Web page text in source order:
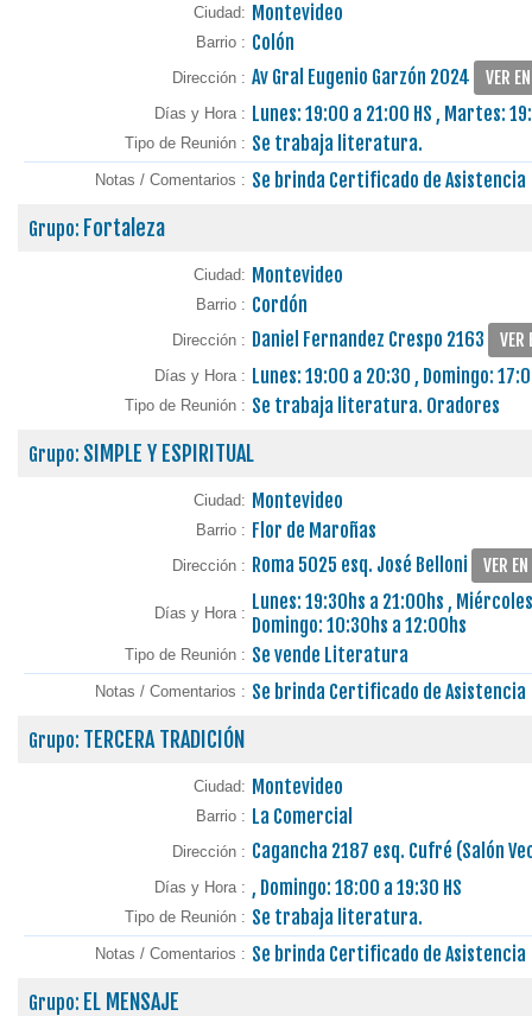
Ciudad: Montevideo
Barrio : Colón
Dirección : Av Gral Eugenio Garzón 2024 VER
Días y Hora : Lunes: 19:00 a 21:00 HS , Martes:
Tipo de Reunión : Se trabaja literatura.
Notas / Comentarios : Se brinda Certificado de Asistencia
Grupo: Fortaleza
Ciudad: Montevideo
Barrio : Cordón
Dirección : Daniel Fernandez Crespo 2163 VER
Días y Hora : Lunes: 19:00 a 20:30 , Domingo:
Tipo de Reunión : Se trabaja literatura. Oradores
Grupo: SIMPLE Y ESPIRITUAL
Ciudad: Montevideo
Barrio : Flor de Maroñas
Dirección : Roma 5025 esq. José Belloni VER
Días y Hora : Lunes: 19:30hs a 21:00hs ,
Domingo: 10:30hs a 12:00hs
Tipo de Reunión : Se vende Literatura
Notas / Comentarios : Se brinda Certificado de Asistencia
Grupo: TERCERA TRADICIÓN
Ciudad: Montevideo
Barrio : La Comercial
Dirección : Cagancha 2187 esq. Cufré (Salón
Días y Hora : , Domingo: 18:00 a 19:30 HS
Tipo de Reunión : Se trabaja literatura.
Notas / Comentarios : Se brinda Certificado de Asistencia
Grupo: EL MENSAJE